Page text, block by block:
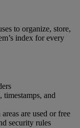
to organize, store,
index for every
timestamps, and
are used or free
security rules